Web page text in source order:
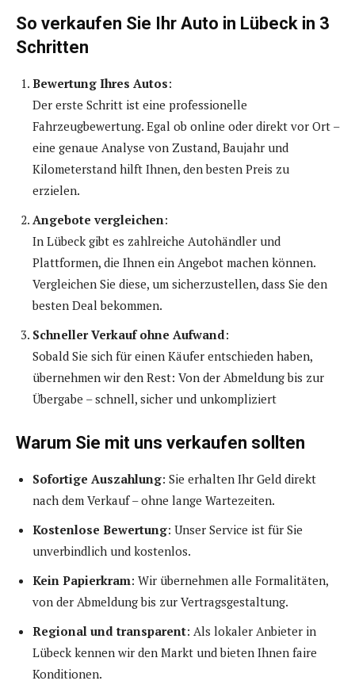
So verkaufen Sie Ihr Auto in Lübeck in 3
Schritten
Bewertung Ihres Autos:
Der erste Schritt ist eine professionelle
Fahrzeugbewertung. Egal ob online oder direkt vor Ort –
eine genaue Analyse von Zustand, Baujahr und
Kilometerstand hilft Ihnen, den besten Preis zu
erzielen.
Angebote vergleichen:
In Lübeck gibt es zahlreiche Autohändler und
Plattformen, die Ihnen ein Angebot machen können.
Vergleichen Sie diese, um sicherzustellen, dass Sie den
besten Deal bekommen.
Schneller Verkauf ohne Aufwand:
Sobald Sie sich für einen Käufer entschieden haben,
übernehmen wir den Rest: Von der Abmeldung bis zur
Übergabe – schnell, sicher und unkompliziert
Warum Sie mit uns verkaufen sollten
Sofortige Auszahlung: Sie erhalten Ihr Geld direkt
nach dem Verkauf – ohne lange Wartezeiten.
Kostenlose Bewertung: Unser Service ist für Sie
unverbindlich und kostenlos.
Kein Papierkram: Wir übernehmen alle Formalitäten,
von der Abmeldung bis zur Vertragsgestaltung.
Regional und transparent: Als lokaler Anbieter in
Lübeck kennen wir den Markt und bieten Ihnen faire
Konditionen.